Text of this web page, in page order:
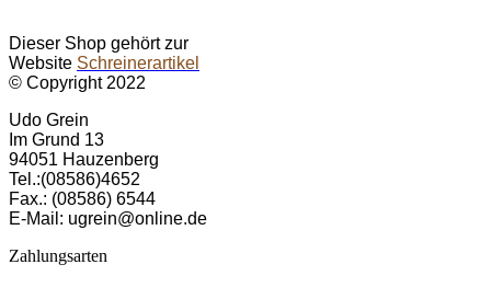
Dieser Shop gehört zur
Website Schreinerartikel
© Copyright 2022
Udo Grein
Im Grund 13
94051 Hau­zen­berg
Tel.:(08586)4652
Fax.: (08586) 6544
E-Mail: ugrein@online.de
Zahlungsarten